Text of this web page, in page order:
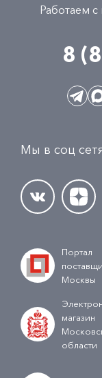
Работаем
8
Мы в соц
Портал
Москвы
магазин
области